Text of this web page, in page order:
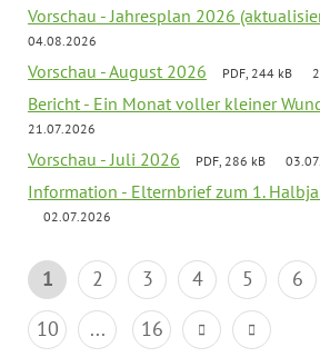
Vorschau - Jahresplan 2026
04.08.2026
Vorschau - August 2026 PDF, 244 kB
Bericht - Ein Monat voller kleiner
21.07.2026
Vorschau - Juli 2026 PDF, 286 kB
Information - Elternbrief zum 1.
02.07.2026
1 2 3 4 5 6
10
... 16